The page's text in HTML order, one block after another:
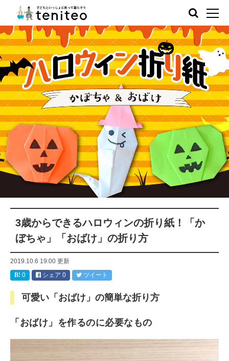
3歳からできるハロウィンの折り紙！「か
ぼちゃ」「おばけ」の折り方
2019.10.6 19:00 更新
0
シェア 0 ツイート
可愛い「おばけ」の簡単な折り方
「おばけ」を作るのに必要なもの